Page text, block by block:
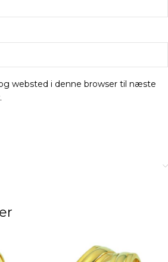
websted i denne browser til næste